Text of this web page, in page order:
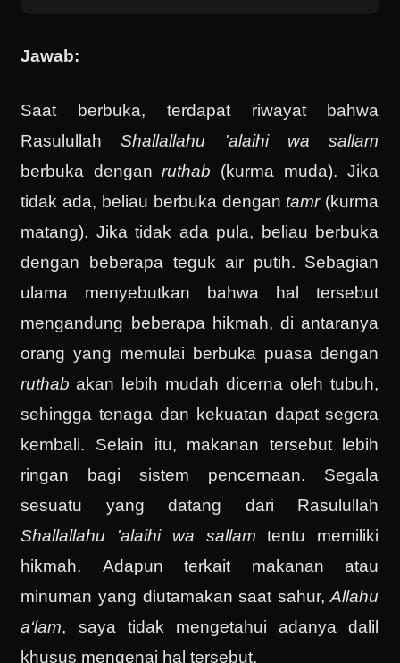
Jawab:
Saat berbuka, terdapat riwayat bahwa
RasulullahShallallahu 'alaihi wa sallam
berbuka denganruthab (kurma muda). Jika
tidak ada, beliau berbuka dengan tamr (kurma
matang). Jika tidak ada pula, beliau berbuka
dengan beberapa teguk air putih. Sebagian
ulama menyebutkan bahwa hal tersebut
mengandung beberapa hikmah, di antaranya
orang yang memulai berbuka puasa dengan
ruthabakan lebih mudah dicerna oleh tubuh,
sehingga tenaga dan kekuatan dapat segera
kembali. Selain itu, makanan tersebut lebih
ringan bagi sistem pencernaan. Segala
sesuatu yang datang dari Rasulullah
Shallallahu 'alaihi wa sallamtentu memiliki
hikmah. Adapun terkait makanan atau
minuman yang diutamakan saat sahur,Allahu
a‘lam, saya tidak mengetahui adanya dalil
khusus mengenai hal tersebut.